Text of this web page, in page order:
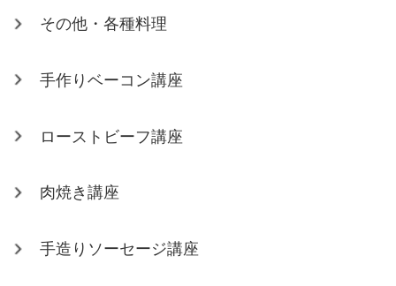
その他・各種料理
手作りベーコン講座
ローストビーフ講座
肉焼き講座
手造りソーセージ講座